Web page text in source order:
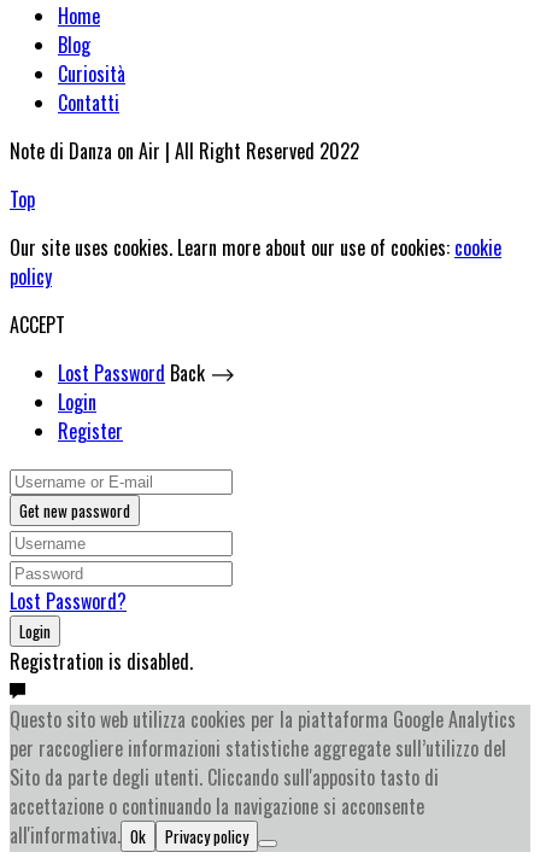
Home
Blog
Curiosità
Contatti
Note di Danza on Air | All Right Reserved 2022
Top
Our site uses cookies. Learn more about our use of cookies: cookie
policy
ACCEPT
Lost Password Back ⟶
Login
Register
Get new password
Lost Password?
Login
Registration is disabled.
Questo sito web utilizza cookies per la piattaforma Google Analytics
per raccogliere informazioni statistiche aggregate sull’utilizzo del
Sito da parte degli utenti. Cliccando sull'apposito tasto di
accettazione o continuando la navigazione si acconsente
all'informativa. Ok Privacy policy